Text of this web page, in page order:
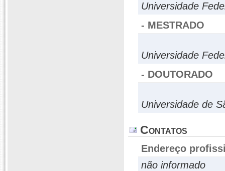
Universidade
- MESTRADO
Universidade
- DOUTORADO
Universidade de
Contatos
Endereço
não informado